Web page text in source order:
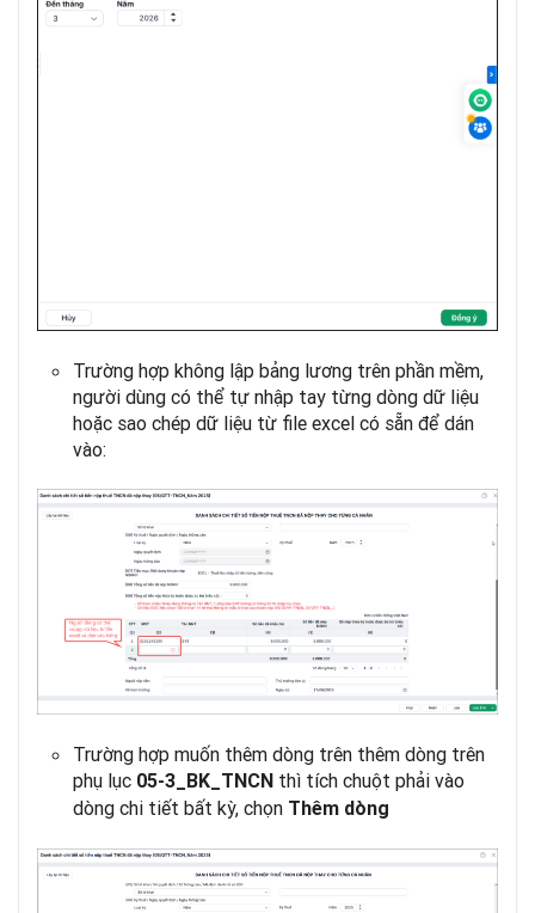
Trường hợp không lập bảng lương trên phần mềm,
người dùng có thể tự nhập tay từng dòng dữ liệu
hoặc sao chép dữ liệu từ file excel có sẵn để dán
vào:
Trường hợp muốn thêm dòng trên thêm dòng trên
phụ lục 05-3_BK_TNCN thì tích chuột phải vào
dòng chi tiết bất kỳ, chọn Thêm dòng